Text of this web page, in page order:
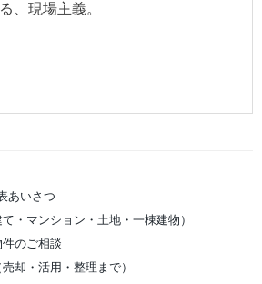
、現場主義。
あいさつ
・マンション・土地・一棟建物）
件のご相談
却・活用・整理まで）